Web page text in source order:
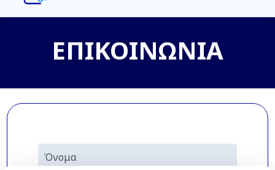
ΕΠΙΚΟΙΝΩΝΙΑ